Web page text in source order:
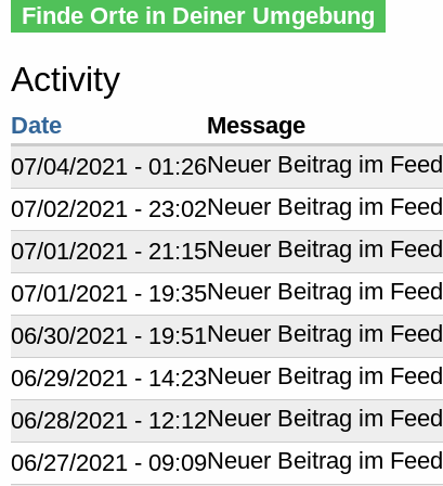
Finde Orte in Deiner Umgebung
Activity
Date
Message
07/04/2021 - 01:26Neuer Beitrag im Feed
07/02/2021 - 23:02Neuer Beitrag im Feed
07/01/2021 - 21:15Neuer Beitrag im Feed
07/01/2021 - 19:35Neuer Beitrag im Feed
06/30/2021 - 19:51Neuer Beitrag im Feed
06/29/2021 - 14:23Neuer Beitrag im Feed
06/28/2021 - 12:12Neuer Beitrag im Feed
06/27/2021 - 09:09Neuer Beitrag im Feed